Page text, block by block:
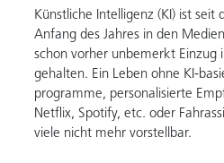
Künstliche Intelligenz (KI) ist seit
Anfang des Jahres in den
schon vorher unbemerkt Einzug
gehalten. Ein Leben ohne KI-
programme, personalisierte
Netflix, Spotify, etc. oder
viele nicht mehr vorstellbar.